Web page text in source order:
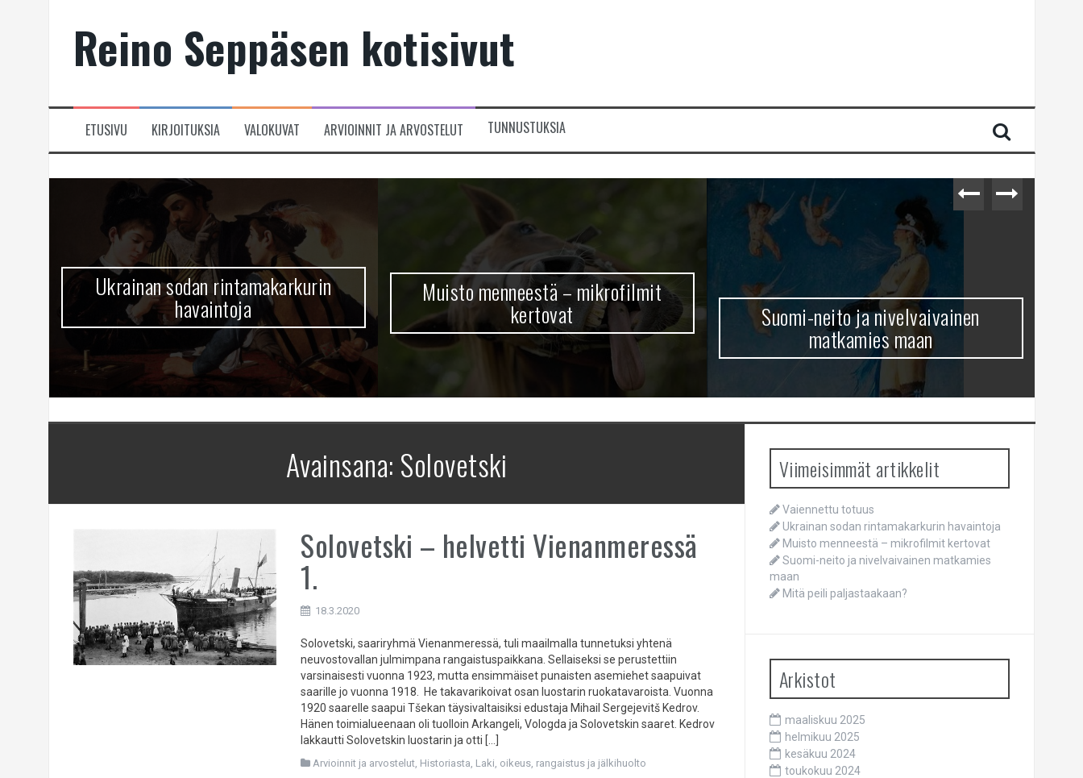
Reino Seppäsen kotisivut
ETUSIVU KIRJOITUKSIA VALOKUVAT ARVIOINNIT JA ARVOSTELUT TUNNUSTUKSIA
Ukrainan sodan rintamakarkurin
havaintoja
Muisto menneestä – mikrofilmit
kertovat Suomi-neito ja nivelvaivainen
matkamies maan
Avainsana: Solovetski
Solovetski – helvetti Vienanmeressä
1.
18.3.2020
Solovetski, saariryhmä Vienanmeressä, tuli maailmalla tunnetuksi yhtenä
neuvostovallan julmimpana rangaistuspaikkana. Sellaiseksi se perustettiin
varsinaisesti vuonna 1923, mutta ensimmäiset punaisten asemiehet saapuivat
saarille jo vuonna 1918. He takavarikoivat osan luostarin ruokatavaroista. Vuonna
1920 saarelle saapui Tšekan täysivaltaisiksi edustaja Mihail Sergejevitš Kedrov.
Hänen toimialueenaan oli tuolloin Arkangeli, Vologda ja Solovetskin saaret. Kedrov
lakkautti Solovetskin luostarin ja otti […]
Arvioinnit ja arvostelut, Historiasta, Laki, oikeus, rangaistus ja jälkihuolto
Viimeisimmät artikkelit
Vaiennettu totuus
Ukrainan sodan rintamakarkurin havaintoja
Muisto menneestä – mikrofilmit kertovat
Suomi-neito ja nivelvaivainen matkamies
maan
Mitä peili paljastaakaan?
Arkistot
maaliskuu 2025
helmikuu 2025
kesäkuu 2024
toukokuu 2024